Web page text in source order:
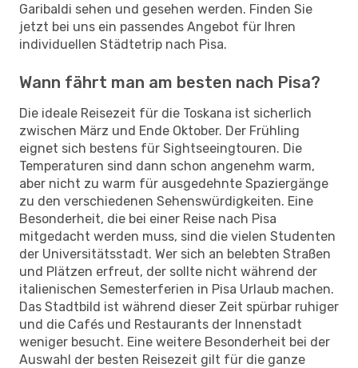
Garibaldi sehen und gesehen werden. Finden Sie
jetzt bei uns ein passendes Angebot für Ihren
individuellen Städtetrip nach Pisa.
Wann fährt man am besten nach Pisa?
Die ideale Reisezeit für die Toskana ist sicherlich
zwischen März und Ende Oktober. Der Frühling
eignet sich bestens für Sightseeingtouren. Die
Temperaturen sind dann schon angenehm warm,
aber nicht zu warm für ausgedehnte Spaziergänge
zu den verschiedenen Sehenswürdigkeiten. Eine
Besonderheit, die bei einer Reise nach Pisa
mitgedacht werden muss, sind die vielen Studenten
der Universitätsstadt. Wer sich an belebten Straßen
und Plätzen erfreut, der sollte nicht während der
italienischen Semesterferien in Pisa Urlaub machen.
Das Stadtbild ist während dieser Zeit spürbar ruhiger
und die Cafés und Restaurants der Innenstadt
weniger besucht. Eine weitere Besonderheit bei der
Auswahl der besten Reisezeit gilt für die ganze